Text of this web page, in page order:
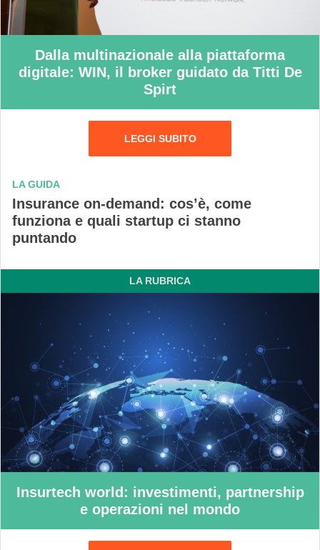
Dalla multinazionale alla piattaforma
digitale: WIN, il broker guidato da Titti De
Spirt
LEGGI SUBITO
LA GUIDA
Insurance on-demand: cos’è, come
funziona e quali startup ci stanno
puntando
LA RUBRICA
Insurtech world: investimenti, partnership
e operazioni nel mondo